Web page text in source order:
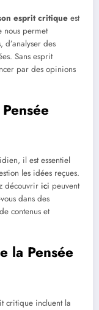
esprit critique est
nous permet
d’analyser des
Sans esprit
par des opinions
il est essentiel
les idées reçues.
découvrir ici peuvent
dans des
contenus et
la Pensée
critique incluent la